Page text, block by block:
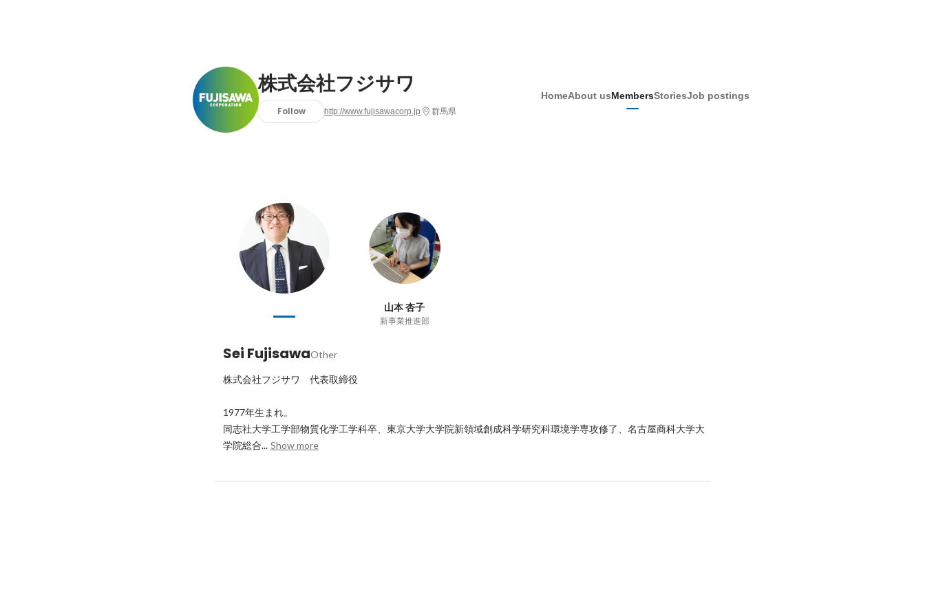
株式会社フジサワ
Follow http://www.fujisawacorp.jp 群馬県
HomeAbout usMembersStoriesJob postings
山本 杏子
新事業推進部
Sei FujisawaOther
株式会社フジサワ　代表取締役
1977年生まれ。
同志社大学工学部物質化学工学科卒、東京大学大学院新領域創成科学研究科環境学専攻修了、名古屋商科大学大
学院総合... Show more